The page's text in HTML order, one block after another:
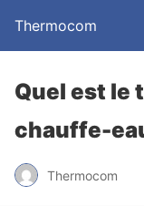
Thermocom
Quel est le
chauffe-
Thermocom